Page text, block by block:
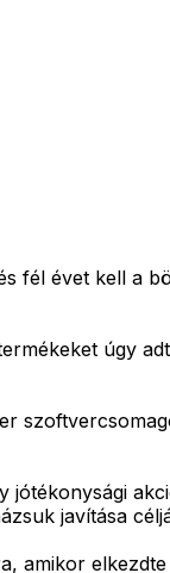
fél évet kell a
úgy
javítása
amikor